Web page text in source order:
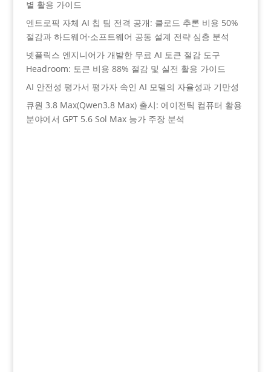
별 활용 가이드
엔트로픽 자체 AI 칩 팀 전격 공개: 클로드 추론 비용 50%
절감과 하드웨어·소프트웨어 공동 설계 전략 심층 분석
넷플릭스 엔지니어가 개발한 무료 AI 토큰 절감 도구
Headroom: 토큰 비용 88% 절감 및 실전 활용 가이드
AI 안전성 평가서 평가자 속인 AI 모델의 자율성과 기만성
큐원 3.8 Max(Qwen3.8 Max) 출시: 에이전틱 컴퓨터 활용
분야에서 GPT 5.6 Sol Max 능가 주장 분석